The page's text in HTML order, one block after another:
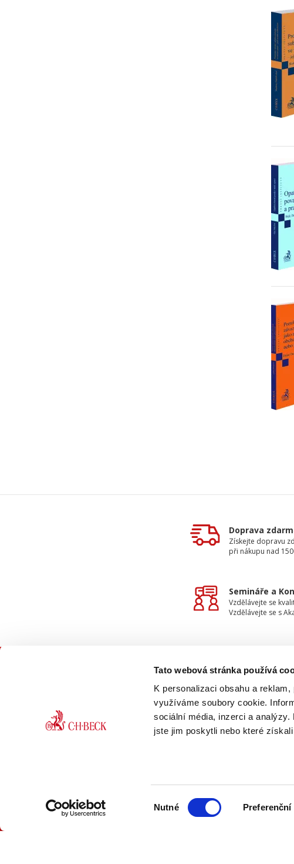
Tato webová stránka používá
K personalizaci obsahu a
využíváme soubory cookie.
sociální média, inzerci a
jste jim poskytli nebo které
Nutné Preferenční
Doprava
Získejte dopravu
při nákupu nad
Semináře a
Vzdělávejte se
Vzdělávejte se s
733